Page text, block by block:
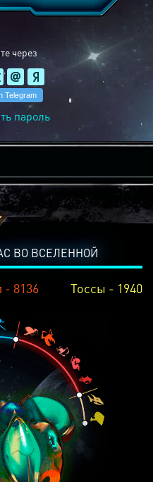
через
пароль
ВО ВСЕЛЕННОЙ
- 8136 Тоссы - 1940